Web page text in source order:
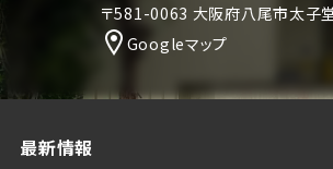
〒581-0063 大阪府八尾市太子
Googleマップ
最新情報